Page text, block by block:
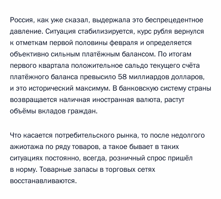
Россия, как уже сказал, выдержала это беспрецедентное
давление. Ситуация стабилизируется, курс рубля вернулся
к отметкам первой половины февраля и определяется
объективно сильным платёжным балансом. По итогам
первого квартала положительное сальдо текущего счёта
платёжного баланса превысило 58 миллиардов долларов,
и это исторический максимум. В банковскую систему страны
возвращается наличная иностранная валюта, растут
объёмы вкладов граждан.
Что касается потребительского рынка, то после недолгого
ажиотажа по ряду товаров, а такое бывает в таких
ситуациях постоянно, всегда, розничный спрос пришёл
в норму. Товарные запасы в торговых сетях
восстанавливаются.